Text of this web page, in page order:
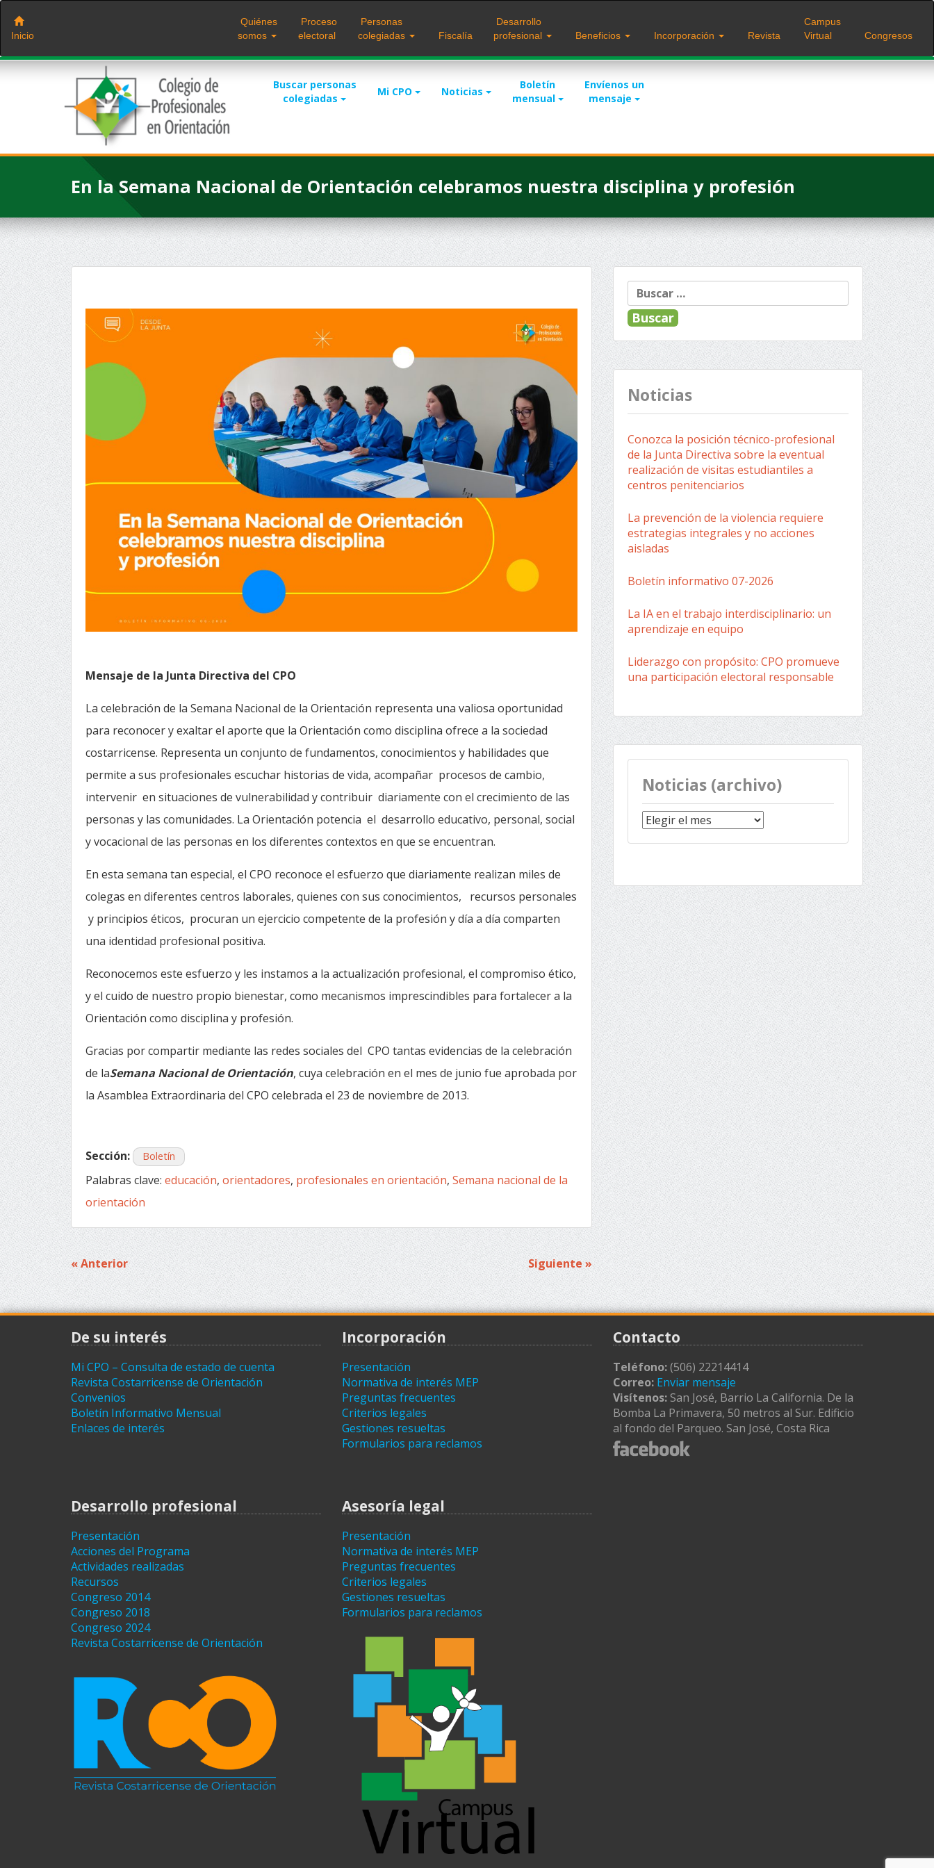
Saltar
contenido
Inicio
Quiénes
somos
Proceso
electoral
Personas
colegiadas
Fiscalía
Desarrollo
profesional
Beneficios Incorporación Revista
Campus
Virtual
Congresos
Buscar personas
colegiadas
Mi CPO Noticias
Boletín
mensual
Envíenos un
mensaje
En la Semana Nacional de Orientación celebramos nuestra disciplina y profesión
Mensaje de la Junta Directiva del CPO
La celebración de la Semana Nacional de la Orientación representa una valiosa oportunidad
para reconocer y exaltar el aporte que la Orientación como disciplina ofrece a la sociedad
costarricense. Representa un conjunto de fundamentos, conocimientos y habilidades que
permite a sus profesionales escuchar historias de vida, acompañar procesos de cambio,
intervenir en situaciones de vulnerabilidad y contribuir diariamente con el crecimiento de las
personas y las comunidades. La Orientación potencia el desarrollo educativo, personal, social
y vocacional de las personas en los diferentes contextos en que se encuentran.
En esta semana tan especial, el CPO reconoce el esfuerzo que diariamente realizan miles de
colegas en diferentes centros laborales, quienes con sus conocimientos, recursos personales
y principios éticos, procuran un ejercicio competente de la profesión y día a día comparten
una identidad profesional positiva.
Reconocemos este esfuerzo y les instamos a la actualización profesional, el compromiso ético,
y el cuido de nuestro propio bienestar, como mecanismos imprescindibles para fortalecer a la
Orientación como disciplina y profesión.
Gracias por compartir mediante las redes sociales del CPO tantas evidencias de la celebración
de laSemana Nacional de Orientación, cuya celebración en el mes de junio fue aprobada por
la Asamblea Extraordinaria del CPO celebrada el 23 de noviembre de 2013.
Sección: Boletín
Palabras clave: educación, orientadores, profesionales en orientación, Semana nacional de la
orientación
Navegación
de
entradas
« Anterior Siguiente »
Buscar:
Noticias
Conozca la posición técnico-profesional
de la Junta Directiva sobre la eventual
realización de visitas estudiantiles a
centros penitenciarios
La prevención de la violencia requiere
estrategias integrales y no acciones
aisladas
Boletín informativo 07-2026
La IA en el trabajo interdisciplinario: un
aprendizaje en equipo
Liderazgo con propósito: CPO promueve
una participación electoral responsable
Noticias (archivo)
Noticias
(archivo)
De su interés
Mi CPO – Consulta de estado de cuenta
Revista Costarricense de Orientación
Convenios
Boletín Informativo Mensual
Enlaces de interés
Incorporación
Presentación
Normativa de interés MEP
Preguntas frecuentes
Criterios legales
Gestiones resueltas
Formularios para reclamos
Contacto
Teléfono:(506) 22214414
Correo: Enviar mensaje
Visítenos: San José, Barrio La California. De la
Bomba La Primavera, 50 metros al Sur. Edificio
al fondo del Parqueo. San José, Costa Rica
Desarrollo profesional
Presentación
Acciones del Programa
Actividades realizadas
Recursos
Congreso 2014
Congreso 2018
Congreso 2024
Revista Costarricense de Orientación
Asesoría legal
Presentación
Normativa de interés MEP
Preguntas frecuentes
Criterios legales
Gestiones resueltas
Formularios para reclamos